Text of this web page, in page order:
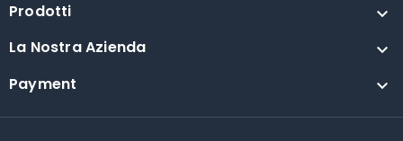
Prodotti 
La Nostra Azienda 
Payment 